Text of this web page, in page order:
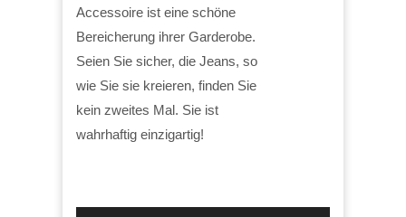
Accessoire ist eine schöne
Bereicherung ihrer Garderobe.
Seien Sie sicher, die Jeans, so
wie Sie sie kreieren, finden Sie
kein zweites Mal. Sie ist
wahrhaftig einzigartig!